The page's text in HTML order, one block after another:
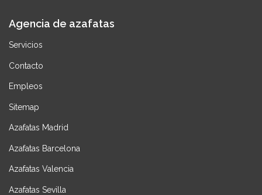
Agencia de azafatas
Servicios
Contacto
Empleos
Sitemap
Azafatas Madrid
Azafatas Barcelona
Azafatas Valencia
Azafatas Sevilla